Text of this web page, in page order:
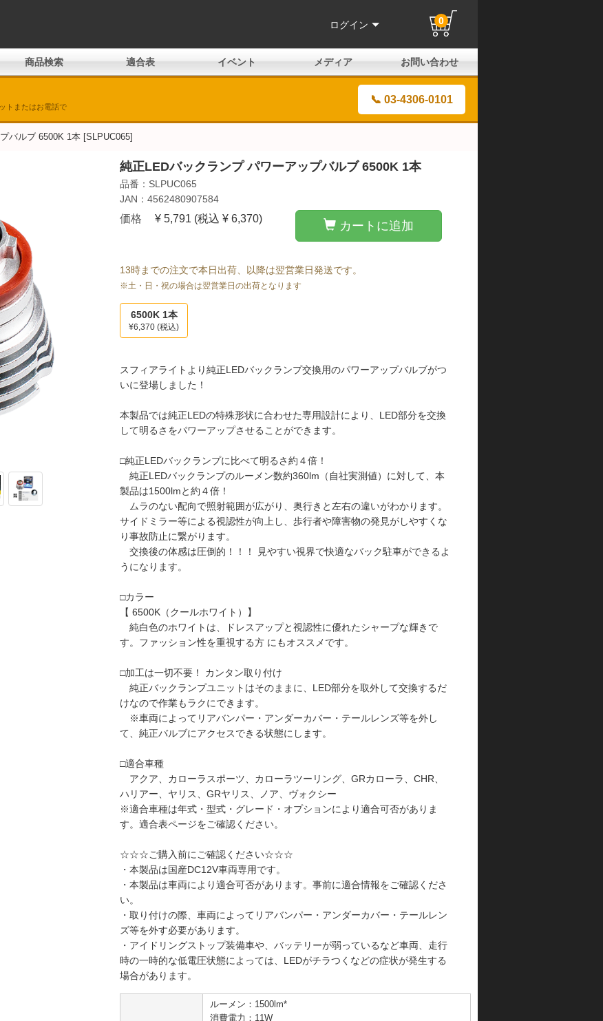
ログイン 0
商品検索 適合表 イベント メディア お問い合わせ
トまたはお電話で
📞 03-4306-0101
バルブ 6500K 1本 [SLPUC065]
純正LEDバックランプ パワーアップバルブ 6500K 1本
品番：SLPUC065
JAN：4562480907584
価格 ¥ 5,791 (税込 ¥ 6,370)
カートに追加
13時までの注文で本日出荷、以降は翌営業日発送です。
※土・日・祝の場合は翌営業日の出荷となります
6500K 1本
¥6,370 (税込)
スフィアライトより純正LEDバックランプ交換用のパワーアップバルブがつ
いに登場しました！
本製品では純正LEDの特殊形状に合わせた専用設計により、LED部分を交換
して明るさをパワーアップさせることができます。
□純正LEDバックランプに比べて明るさ約４倍！
純正LEDバックランプのルーメン数約360lm（自社実測値）に対して、本
製品は1500lmと約４倍！
ムラのない配向で照射範囲が広がり、奥行きと左右の違いがわかります。
サイドミラー等による視認性が向上し、歩行者や障害物の発見がしやすくな
り事故防止に繋がります。
交換後の体感は圧倒的！！！ 見やすい視界で快適なバック駐車ができるよ
うになります。
□カラー
【 6500K（クールホワイト）】
純白色のホワイトは、ドレスアップと視認性に優れたシャープな輝きで
す。ファッション性を重視する方 にもオススメです。
□加工は一切不要！ カンタン取り付け
純正バックランプユニットはそのままに、LED部分を取外して交換するだ
けなので作業もラクにできます。
※車両によってリアバンパー・アンダーカバー・テールレンズ等を外し
て、純正バルブにアクセスできる状態にします。
□適合車種
アクア、カローラスポーツ、カローラツーリング、GRカローラ、CHR、
ハリアー、ヤリス、GRヤリス、ノア、ヴォクシー
※適合車種は年式・型式・グレード・オプションにより適合可否がありま
す。適合表ページをご確認ください。
☆☆☆ご購入前にご確認ください☆☆☆
・本製品は国産DC12V車両専用です。
・本製品は車両により適合可否があります。事前に適合情報をご確認くださ
い。
・取り付けの際、車両によってリアバンパー・アンダーカバー・テールレン
ズ等を外す必要があります。
・アイドリングストップ装備車や、バッテリーが弱っているなど車両、走行
時の一時的な低電圧状態によっては、LEDがチラつくなどの症状が発生する
場合があります。
ルーメン：1500lm*
消費電力：11W